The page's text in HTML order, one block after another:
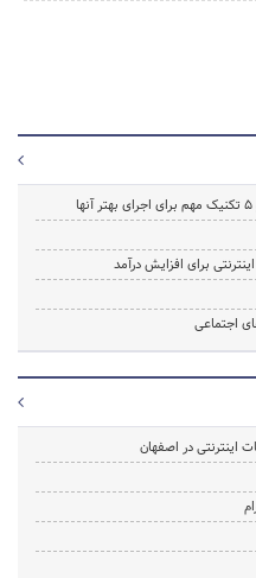
اینترنتی در اصفهان